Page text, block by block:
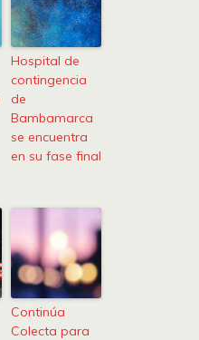
Hospital de
contingencia
de
Bambamarca
se encuentra
en su fase final
Continúa
Colecta para